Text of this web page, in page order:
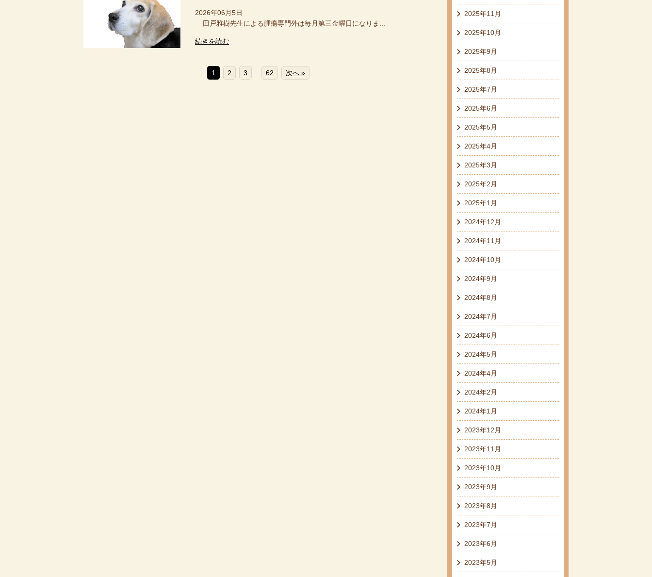
2026年06月5日
田戸雅樹先生による腫瘍専門外は毎月第三金曜日になりま...
続きを読む
1 2 3 62 次へ »
2025年11月
2025年10月
2025年9月
2025年8月
2025年7月
2025年6月
2025年5月
2025年4月
2025年3月
2025年2月
2025年1月
2024年12月
2024年11月
2024年10月
2024年9月
2024年8月
2024年7月
2024年6月
2024年5月
2024年4月
2024年2月
2024年1月
2023年12月
2023年11月
2023年10月
2023年9月
2023年8月
2023年7月
2023年6月
2023年5月